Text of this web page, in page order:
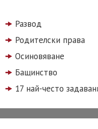
Развод
Родителски права
Осиновяване
Бащинство
17 най-често